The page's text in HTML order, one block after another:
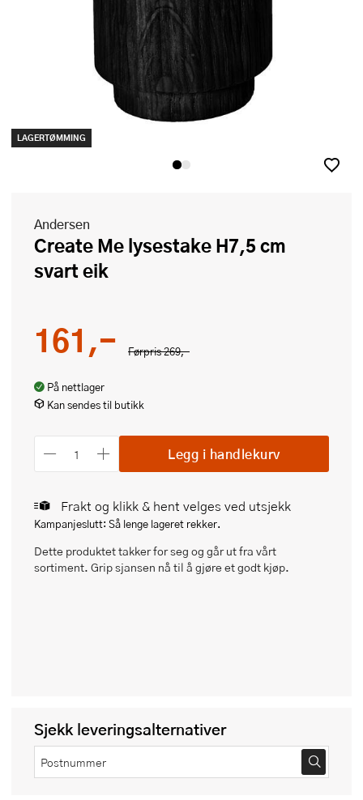
LAGERTØMMING
Andersen
Create Me lysestake H7,5 cm
svart eik
Førpris269,-
161,-
På nettlager
Kan sendes til butikk
Legg i handlekurv
Frakt og klikk & hent velges ved utsjekk
Kampanjeslutt: Så lenge lageret rekker.
Dette produktet takker for seg og går ut fra vårt
sortiment. Grip sjansen nå til å gjøre et godt kjøp.
Sjekk leveringsalternativer